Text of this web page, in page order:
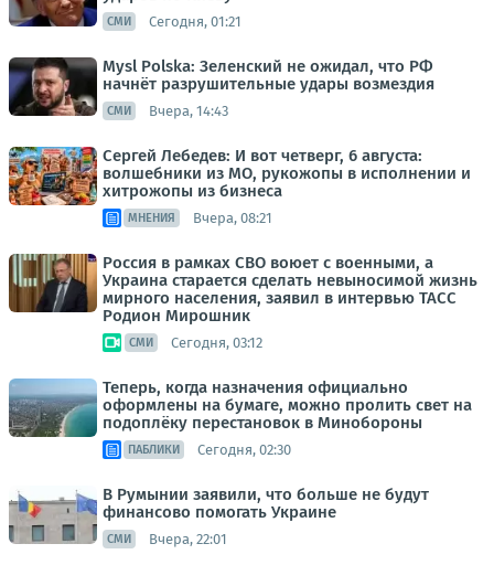
СМИ Сегодня, 01:21
Mysl Polska: Зеленский не ожидал, что РФ
начнёт разрушительные удары возмездия
СМИ Вчера, 14:43
Сергей Лебедев: И вот четверг, 6 августа:
волшебники из МО, рукожопы в исполнении и
хитрожопы из бизнеса
МНЕНИЯ Вчера, 08:21
Россия в рамках СВО воюет с военными, а
Украина старается сделать невыносимой жизнь
мирного населения, заявил в интервью ТАСС
Родион Мирошник
СМИ Сегодня, 03:12
Теперь, когда назначения официально
оформлены на бумаге, можно пролить свет на
подоплёку перестановок в Минобороны
ПАБЛИКИ Сегодня, 02:30
В Румынии заявили, что больше не будут
финансово помогать Украине
СМИ Вчера, 22:01